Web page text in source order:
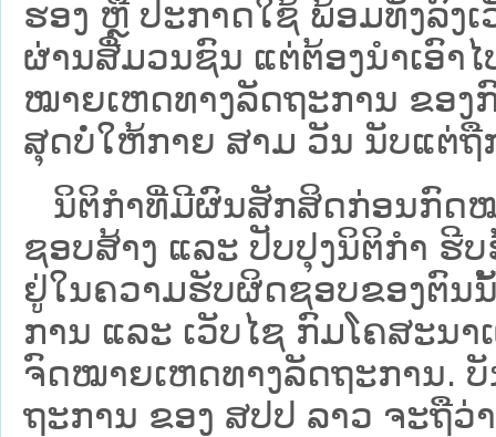
ຮອງ ຫຼື ປະກາດໃຊ້ ພ້ອມທັງລົງ
ຜ່ານສື່ມວນຊົນ ແຕ່ຕ້ອງນໍາເອົາ
ໝາຍ​ເຫດ​ທາງ​ລັດ​ຖະ​ການ​ ຂອ
ສຸດບໍ່ໃຫ້ກາຍ ສາມ ວັນ ນັບແຕ່ຖື
ນິ​ຕິ​ກຳ​ທີ່​ມີ​ຜົນ​ສັກ​ສິດ​ກ່ອນ​ກົດ​ໝ
ຊອບ​ສ້າງ ແລະ ປັບ​ປຸງນິ​ຕິ​ກຳ ຮີ
ຢູ່ໃນຄວາມຮັບຜິດຊອບຂອງຕົນ
ການ ແລະ ເວັບໄຊ​ ກົມໂຄສະນ
ຈົດໝາຍເຫດທາງລັດຖະການ.
ຖະ​ການ ຂອງ ສປ​ປ ລາວ ​ຈະຖື​